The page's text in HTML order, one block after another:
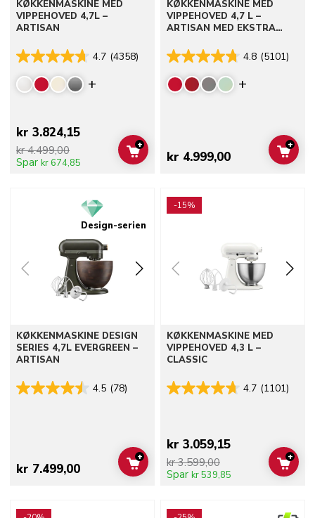
KØKKENMASKINE MED
VIPPEHOVED 4,7L –
ARTISAN
4.7 (4358)
Display more colors
kr 3.824,15
kr 4.499,00
Spar kr 674,85
ADD TO CART
+
KØKKENMASKINE MED
VIPPEHOVED 4,7 L –
ARTISAN MED EKSTRA
4.8 (5101)
Display
kr 4.999,00 ADD
+
Design-serien
KØKKENMASKINE DESIGN
SERIES 4,7L EVERGREEN –
ARTISAN
4.5 (78)
kr 7.499,00 ADD TO CART
+
-15%
KØKKENMASKINE MED
VIPPEHOVED 4,3 L –
CLASSIC
4.7 (1101)
kr 3.059,15
kr 3.599,00
Spar kr 539,85
ADD
+